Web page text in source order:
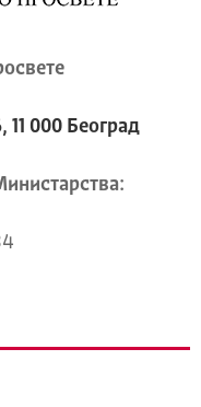
000 Београд